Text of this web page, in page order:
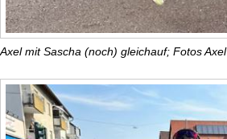
Axel mit Sascha (noch) gleichauf; Fotos Axel